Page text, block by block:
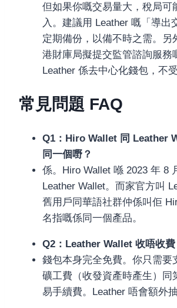
但如果你嘅交易量大，稅局可
入。建議用 Leather 嘅「導出
定期備份，以備不時之需。另
港財庫局擬提交監管諮詢服務
Leather 係去中心化錢包，不受
常見問題 FAQ
Q1：Hiro Wallet 同 Leather
同一個嘢？
係。Hiro Wallet 喺 2023 年 8
Leather Wallet。而家官方叫
舊用戶同華語社群仲係叫佢
名指嘅係同一個產品。
Q2：Leather Wallet 收唔收費
錢包本身完全免費。你只需要
礦工費（收發資產時產生）同
易手續費。Leather 唔會額外抽